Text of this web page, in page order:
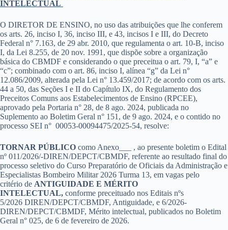
INTELECTUAL
O DIRETOR DE ENSINO, no uso das atribuições que lhe conferem
os arts. 26, inciso I, 36, inciso III, e 43, incisos I e III, do Decreto
Federal n° 7.163, de 29 abr. 2010, que regulamenta o art. 10-B, inciso
I, da Lei 8.255, de 20 nov. 1991, que dispõe sobre a organização
básica do CBMDF e considerando o que preceitua o art. 79, I, “a” e
“c”; combinado com o art. 86, inciso I, alínea “g” da Lei n°
12.086/2009, alterada pela Lei n° 13.459/2017; de acordo com os arts.
44 a 50, das Seções I e II do Capítulo IX, do Regulamento dos
Preceitos Comuns aos Estabelecimentos de Ensino (RPCEE),
aprovado pela Portaria n° 28, de 8 ago. 2024, publicada no
Suplemento ao Boletim Geral n° 151, de 9 ago. 2024, e o contido no
processo SEI n° 00053-00094475/2025-54, resolve:
TORNAR PÚBLICO como Anexo___ , ao presente boletim o Edital
nº 011/2026/-DIREN/DEPCT/CBMDF, referente ao resultado final do
processo seletivo do Curso Preparatório de Oficiais da Administração e
Especialistas Bombeiro Militar 2026 Turma 13, em vagas pelo
critério de ANTIGUIDADE E MÉRITO
INTELECTUAL, conforme preceituado nos Editais nºs
5/2026 DIREN/DEPCT/CBMDF, Antiguidade, e 6/2026-
DIREN/DEPCT/CBMDF, Mérito intelectual, publicados no Boletim
Geral n° 025, de 6 de fevereiro de 2026.